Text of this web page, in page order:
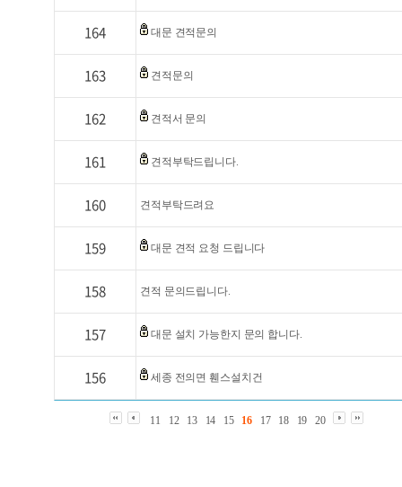
164 대문 견적문의
163 견적문의
162 견적서 문의
161 견적부탁드립니다.
160 견적부탁드려요
159 대문 견적 요청 드립니다
158 견적 문의드립니다.
157 대문 설치 가능한지 문의 합니다.
156 세종 전의면 휀스설치건
11 12 13 14 15 16 17 18 19 20